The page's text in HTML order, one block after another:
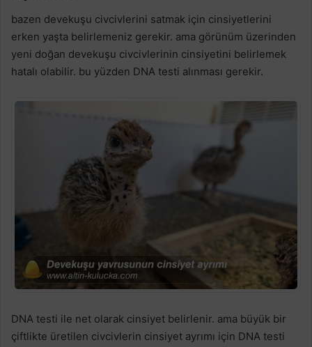
bazen devekuşu civcivlerini satmak için cinsiyetlerini
erken yaşta belirlemeniz gerekir. ama görünüm üzerinden
yeni doğan devekuşu civcivlerinin cinsiyetini belirlemek
hatalı olabilir. bu yüzden DNA testi alınması gerekir.
DNA testi ile net olarak cinsiyet belirlenir. ama büyük bir
çiftlikte üretilen civcivlerin cinsiyet ayrımı için DNA testi